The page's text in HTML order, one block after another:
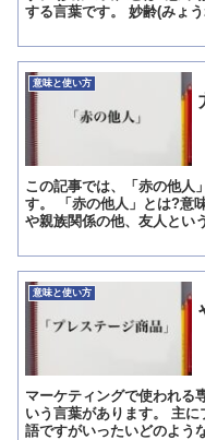
する言葉です。 妙齢(みょ
意味と使い方
この記事では、「赤の他人
す。 「赤の他人」とは?意
や親族関係の他、友人とい
意味と使い方
マーケティングで使われる
いう言葉があります。 主
語ですがいったいどのよう